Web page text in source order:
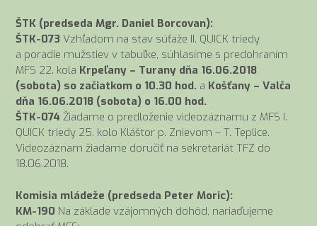
ŠTK (predseda Mgr. Daniel Borcovan):
ŠTK-073 Vzhľadom na stav súťaže II. QUICK triedy
a poradie mužstiev v tabuľke, súhlasíme s predohraním
MFS 22. kola Krpeľany – Turany dňa 16.06.2018
(sobota) so začiatkom o 10.30 hod. a Košťany – Valča
dňa 16.06.2018 (sobota) o 16.00 hod.
ŠTK-074 Žiadame o predloženie videozáznamu z MFS I.
QUICK triedy 25. kolo Kláštor p. Znievom – T. Teplice.
Videozáznam žiadame doručiť na sekretariát TFZ do
18.06.2018.
Komisia mládeže (predseda Peter Moric):
KM-190 Na základe vzájomných dohôd, nariaďujeme